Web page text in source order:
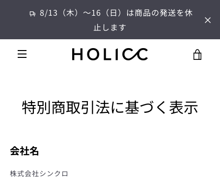
ン
8/13（木）～16（日）は商品の発送を休
止します
ュ
特別商取引法に基づく表示
会社名
株式会社シンクロ